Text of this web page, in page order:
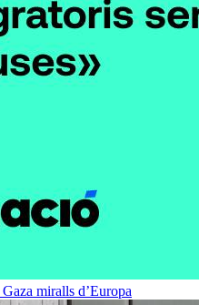
miralls d’Europa